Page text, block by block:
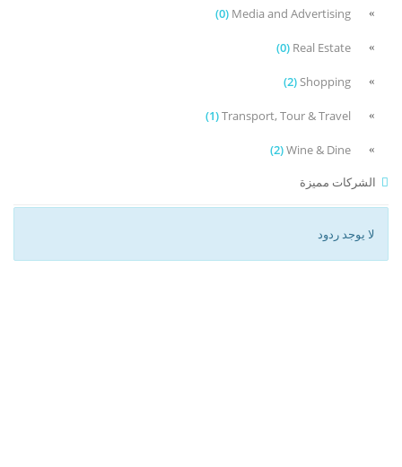
Media and Advertising
(0)
Real Estate
(0)
Shopping
(2)
Transport, Tour & Travel
(1)
Wine & Dine
(2)
الشركات مميزة
لا يوجد ردود